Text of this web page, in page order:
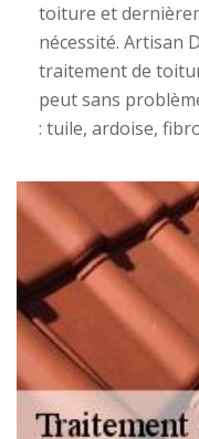
toiture et
nécessité. Artisan
traitement de
peut sans
: tuile, ardoise,